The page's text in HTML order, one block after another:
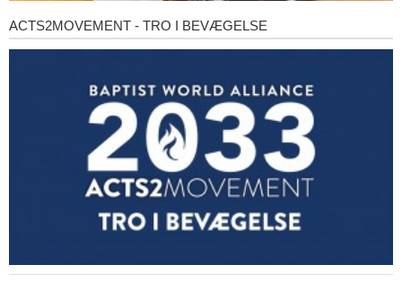
Acts2Movement
ACTS2MOVEMENT - TRO I BEVÆGELSE